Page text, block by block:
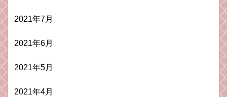
2021年7月
2021年6月
2021年5月
2021年4月